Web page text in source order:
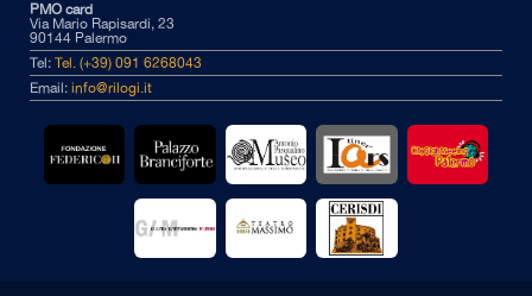
PMO card
Via Mario Rapisardi, 23
90144 Palermo
Tel: Tel. (+39) 091 6268043
Email: info@rilogi.it